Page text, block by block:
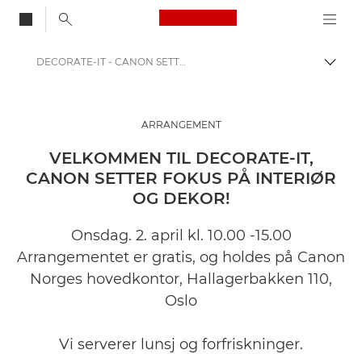
Canon Logo, back
Løsninger og tjenester
Innsikt
Arrangementer og webinarer for bedrifter
DECORATE-IT - CANON SETTER FOKUS PÅ INTERIØR OG DEKOR
ARRANGEMENT
VELKOMMEN TIL DECORATE-IT,
CANON SETTER FOKUS PÅ INTERIØR
OG DEKOR!
Onsdag. 2. april kl. 10.00 -15.00
Arrangementet er gratis, og holdes på Canon
Norges hovedkontor, Hallagerbakken 110,
Oslo
Vi serverer lunsj og forfriskninger.